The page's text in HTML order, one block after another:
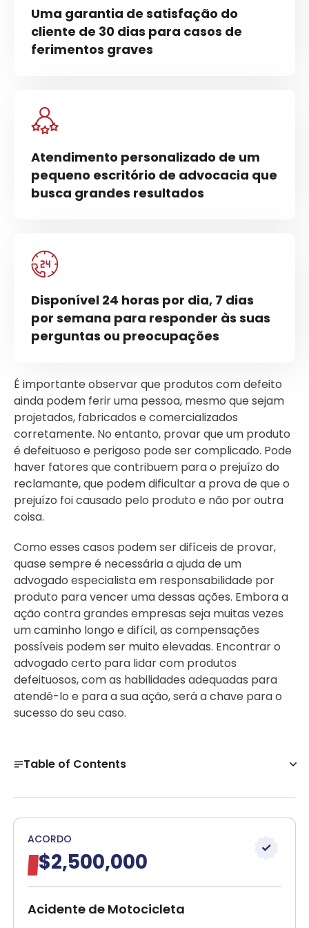
Uma garantia de satisfação do
cliente de 30 dias para casos de
ferimentos graves
Atendimento personalizado de um
pequeno escritório de advocacia que
busca grandes resultados
Disponível 24 horas por dia, 7 dias
por semana para responder às suas
perguntas ou preocupações
É importante observar que produtos com defeito
ainda podem ferir uma pessoa, mesmo que sejam
projetados, fabricados e comercializados
corretamente. No entanto, provar que um produto
é defeituoso e perigoso pode ser complicado. Pode
haver fatores que contribuem para o prejuízo do
reclamante, que podem dificultar a prova de que o
prejuízo foi causado pelo produto e não por outra
coisa.
Como esses casos podem ser difíceis de provar,
quase sempre é necessária a ajuda de um
advogado especialista em responsabilidade por
produto para vencer uma dessas ações. Embora a
ação contra grandes empresas seja muitas vezes
um caminho longo e difícil, as compensações
possíveis podem ser muito elevadas. Encontrar o
advogado certo para lidar com produtos
defeituosos, com as habilidades adequadas para
atendê-lo e para a sua ação, será a chave para o
sucesso do seu caso.
Table of Contents
Apresentando uma Ação de Responsabilidade por
Identificação das Partes Responsáveis por Danos
Causados por um Produto Defeituoso
Obtenha uma avaliação de caso gratuita
Compreendendo os Tipos Comuns de Defeitos que
ACORDO
$2,500,000
Acidente de Motocicleta